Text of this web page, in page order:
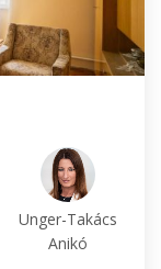
Unger-Takács
Anikó